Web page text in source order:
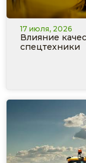
17 июля, 2026
Влияние
спецтехники